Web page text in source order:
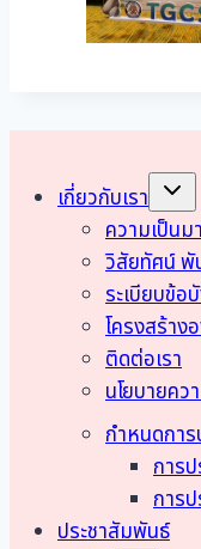
เกี่ยวกับเรา
Toggle
menu
ความเป็น
วิสัยทัศน์ พั
ระเบียบข้อ
โครงสร้าง
ติดต่อเรา
นโยบายคว
กำหนดการ
การป
การ
ประชาสัมพันธ์